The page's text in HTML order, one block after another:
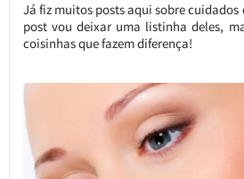
Já fiz muitos posts aqui sobre
post vou deixar uma listinha deles,
coisinhas que fazem diferença!